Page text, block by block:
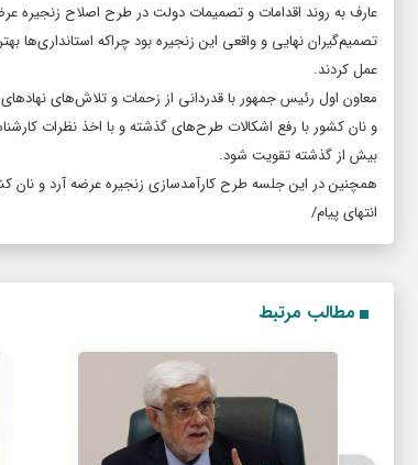
عارف به روند اقدامات و تصمیمات دولت در طرح اصلاح زنجیره
تصمیم‌گیران نهایی و واقعی این زنجیره بود چراکه استانداری‌ها
عمل کردند.
معاون اول رئیس جمهور با قدردانی از زحمات و تلاش‌های
و نان کشور با رفع اشکالات طرح‌های گذشته و با اخذ نظرات
بیش از گذشته تقویت شود.
همچنین در این جلسه طرح کارآمدسازی زنجیره عرضه آرد و
انتهای پیام/
مطالب مرتبط